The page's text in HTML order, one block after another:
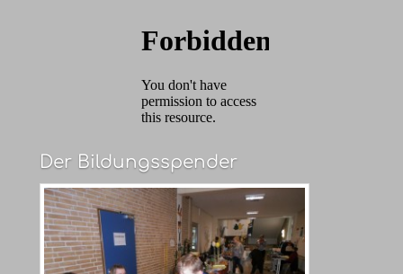
Der Bildungsspender